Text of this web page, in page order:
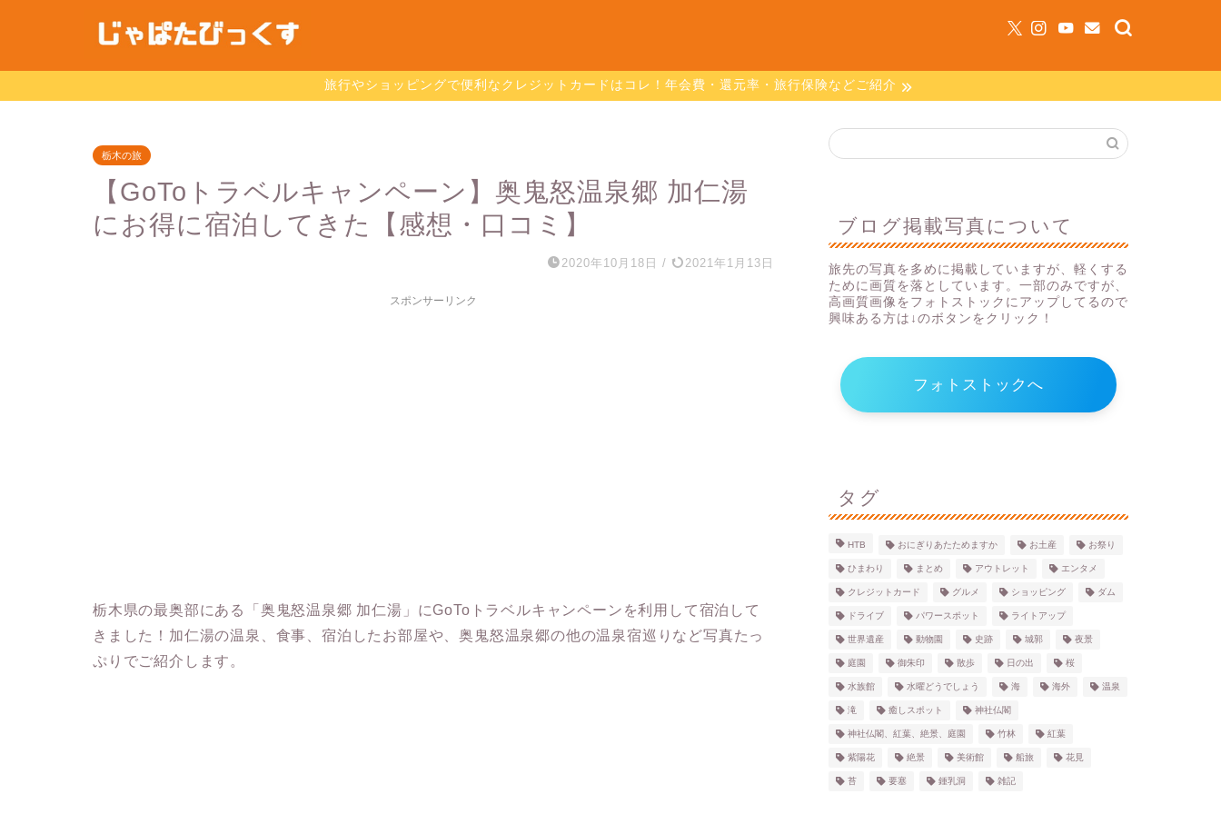
旅行やショッピングで便利なクレジットカードはコレ！年会費・還元率・旅行保険などご紹介
栃木の旅
【GoToトラベルキャンペーン】奥鬼怒温泉郷 加仁湯
にお得に宿泊してきた【感想・口コミ】
2020年10月18日 / 2021年1月13日
スポンサーリンク
栃木県の最奥部にある「奥鬼怒温泉郷 加仁湯」にGoToトラベルキャンペーンを利用して宿泊して
きました！加仁湯の温泉、食事、宿泊したお部屋や、奥鬼怒温泉郷の他の温泉宿巡りなど写真たっ
ぷりでご紹介します。
ブログ掲載写真について
旅先の写真を多めに掲載していますが、軽くする
ために画質を落としています。一部のみですが、
高画質画像をフォトストックにアップしてるので
興味ある方は↓のボタンをクリック！
フォトストックへ
タグ
HTB おにぎりあたためますか お土産 お祭り
ひまわり まとめ アウトレット エンタメ
クレジットカード グルメ ショッピング ダム
ドライブ パワースポット ライトアップ
世界遺産 動物園 史跡 城郭 夜景
庭園 御朱印 散歩 日の出 桜
水族館 水曜どうでしょう 海 海外 温泉
滝 癒しスポット 神社仏閣
神社仏閣、紅葉、絶景、庭園 竹林 紅葉
紫陽花 絶景 美術館 船旅 花見
苔 要塞 鍾乳洞 雑記